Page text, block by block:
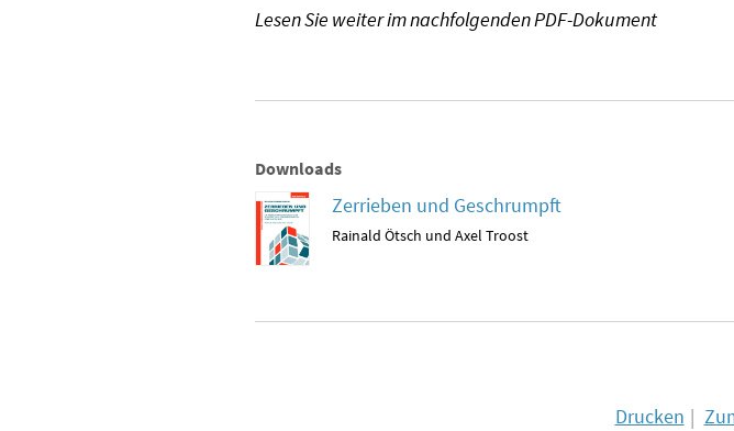
Lesen Sie weiter im nachfolgenden PDF-Dokument
Downloads
Zerrieben und Geschrumpft
Rainald Ötsch und Axel Troost
Drucken